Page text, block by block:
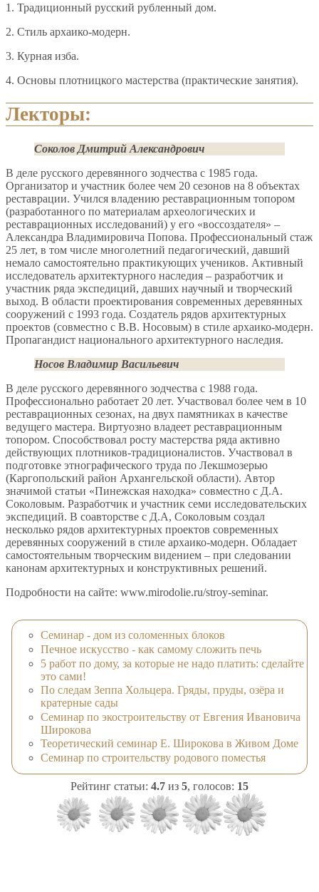
1. Традиционный русский рубленный дом.
2. Стиль архаико-модерн.
3. Курная изба.
4. Основы плотницкого мастерства (практические занятия).
Лекторы:
Соколов Дмитрий Александрович
В деле русского деревянного зодчества с 1985 года.
Организатор и участник более чем 20 сезонов на 8 объектах
реставрации. Учился владению реставрационным топором
(разработанного по материалам археологических и
реставрационных исследований) у его «воссоздателя» –
Александра Владимировича Попова. Профессиональный стаж
25 лет, в том числе многолетний педагогический, давший
немало самостоятельно практикующих учеников. Активный
исследователь архитектурного наследия – разработчик и
участник ряда экспедиций, давших научный и творческий
выход. В области проектирования современных деревянных
сооружений с 1993 года. Создатель рядов архитектурных
проектов (совместно с В.В. Носовым) в стиле архаико-модерн.
Пропагандист национального архитектурного наследия.
Носов Владимир Васильевич
В деле русского деревянного зодчества с 1988 года.
Профессионально работает 20 лет. Участвовал более чем в 10
реставрационных сезонах, на двух памятниках в качестве
ведущего мастера. Виртуозно владеет реставрационным
топором. Способствовал росту мастерства ряда активно
действующих плотников-традиционалистов. Участвовал в
подготовке этнографического труда по Лекшмозерью
(Каргопольский район Архангельской области). Автор
значимой статьи «Пинежская находка» совместно с Д.А.
Соколовым. Разработчик и участник семи исследовательских
экспедиций. В соавторстве с Д.А, Соколовым создал
несколько рядов архитектурных проектов современных
деревянных сооружений в стиле архаико-модерн. Обладает
самостоятельным творческим видением – при следовании
канонам архитектурных и конструктивных решений.
Подробности на сайте: www.mirodolie.ru/stroy-seminar.
Семинар - дом из соломенных блоков
Печное искусство - как самому сложить печь
5 работ по дому, за которые не надо платить: сделайте
это сами!
По следам Зеппа Хольцера. Гряды, пруды, озёра и
кратерные сады
Семинар по экостроительству от Евгения Ивановича
Широкова
Теоретический семинар Е. Широкова в Живом Доме
Семинар по строительству родового поместья
Рейтинг статьи: 4.7 из 5, голосов: 15